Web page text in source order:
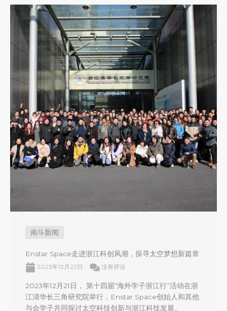
南斗新闻
Enstar Space走进浙江科创风潮，探寻太空梦想新篇章
2023年12月22日 没有评论
2023年12月21日， 第十四届“海外学子浙江行”活动在浙
江清华长三角研究院举行，Enstar Space创始人和其他
与会学子共同探讨太空科技创新与浙江科技发展。